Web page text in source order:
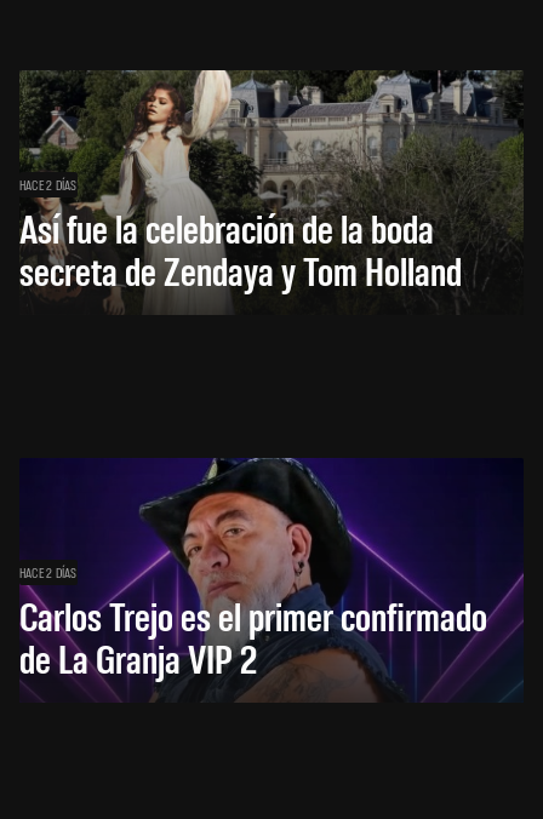
HACE 2 DÍAS
Así fue la celebración de la boda
secreta de Zendaya y Tom Holland
HACE 2 DÍAS
Carlos Trejo es el primer confirmado
de La Granja VIP 2